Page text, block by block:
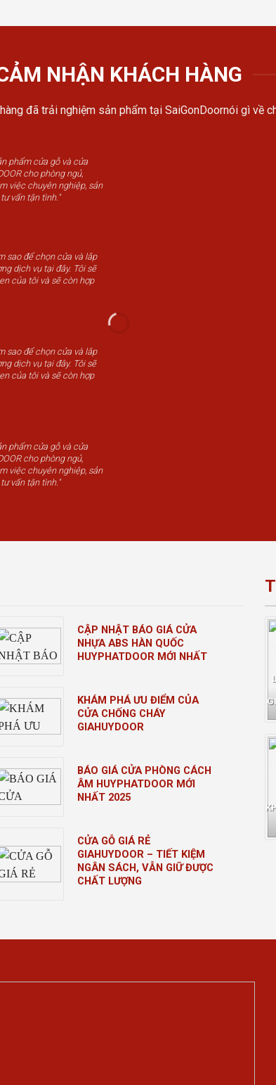
NHẬN KHÁCH HÀNG
đã trải nghiệm sản phẩm tại SaiGonDoornói gì về
phẩm cửa gỗ và cửa
cho phòng ngủ,
việc chuyên nghiệp, sản
vấn tận tình."
sao để chọn cửa và lắp
dịch vụ tại đây. Tôi sẽ
của tôi và sẽ còn hợp
sao để chọn cửa và lắp
dịch vụ tại đây. Tôi sẽ
của tôi và sẽ còn hợp
phẩm cửa gỗ và cửa
cho phòng ngủ,
việc chuyên nghiệp, sản
vấn tận tình."
CẬP NHẬT BÁO GIÁ CỬA
NHỰA ABS HÀN QUỐC
HUYPHATDOOR MỚI NHẤT
KHÁM PHÁ ƯU ĐIỂM CỦA
CỬA CHỐNG CHÁY
GIAHUYDOOR
BÁO GIÁ CỬA PHÒNG CÁCH
ÂM HUYPHATDOOR MỚI
NHẤT 2025
CỬA GỖ GIÁ RẺ
GIAHUYDOOR – TIẾT KIỆM
NGÂN SÁCH, VẪN GIỮ ĐƯỢC
CHẤT LƯỢNG